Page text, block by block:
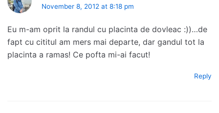
November 8, 2012 at 8:18 pm
Eu m-am oprit la randul cu placinta de dovleac :))…de
fapt cu cititul am mers mai departe, dar gandul tot la
placinta a ramas! Ce pofta mi-ai facut!
Reply